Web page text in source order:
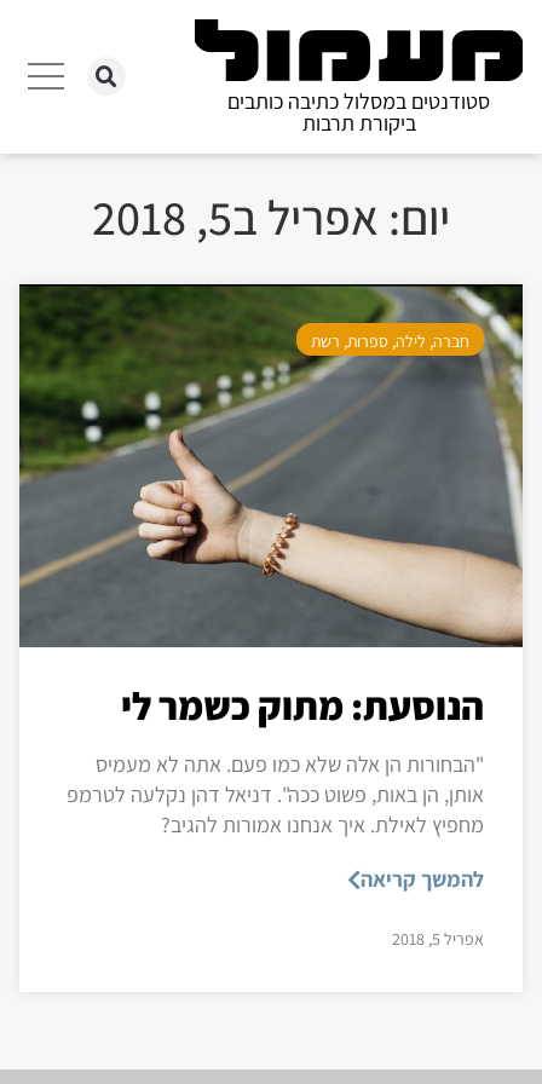
סטודנטים במסלול כתיבה כותבים
ביקורת תרבות
יום: אפריל ב5, 2018
חברה, לילה, ספרות, רשת
הנוסעת: מתוק כשמר לי
"הבחורות הן אלה שלא כמו פעם. אתה לא מעמיס
אותן, הן באות, פשוט ככה". דניאל דהן נקלעה לטרמפ
מחפיץ לאילת. איך אנחנו אמורות להגיב?
להמשך קריאה
אפריל 5, 2018